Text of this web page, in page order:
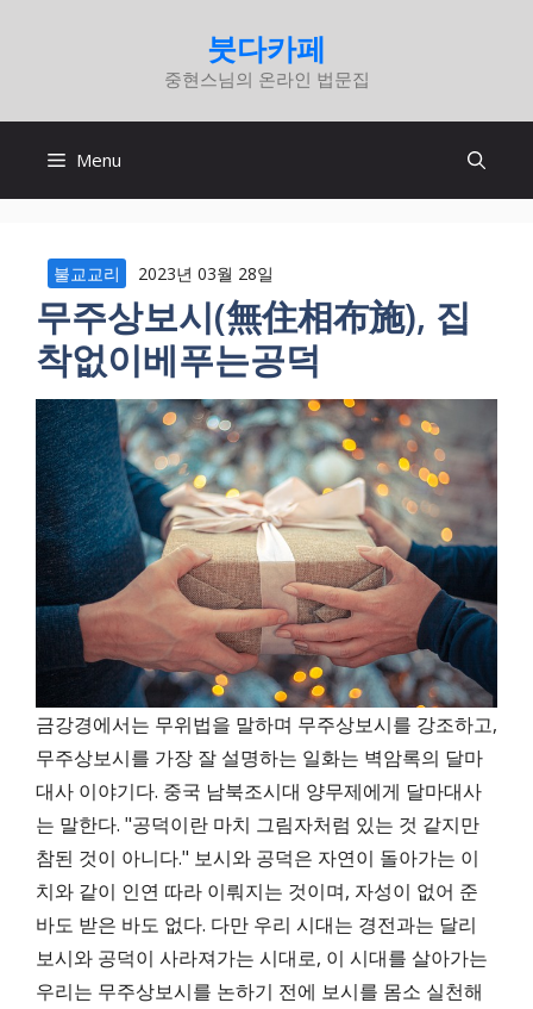
로
붓다카페
중현스님의 온라인 법문집
Menu
불교교리 2023년 03월 28일
무주상보시(無住相布施), 집
착없이베푸는공덕
금강경에서는 무위법을 말하며 무주상보시를 강조하고,
무주상보시를 가장 잘 설명하는 일화는 벽암록의 달마
대사 이야기다. 중국 남북조시대 양무제에게 달마대사
는 말한다. "공덕이란 마치 그림자처럼 있는 것 같지만
참된 것이 아니다." 보시와 공덕은 자연이 돌아가는 이
치와 같이 인연 따라 이뤄지는 것이며, 자성이 없어 준
바도 받은 바도 없다. 다만 우리 시대는 경전과는 달리
보시와 공덕이 사라져가는 시대로, 이 시대를 살아가는
우리는 무주상보시를 논하기 전에 보시를 몸소 실천해